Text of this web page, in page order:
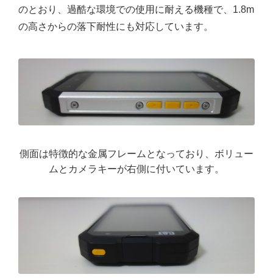
のとおり、過酷な環境での使用に耐える機種で、1.8m
の高さからの落下耐性にも対応しています。
側面は特徴的な金属フレームとなっており、ボリュー
ムとカメラキーが右側に付いています。